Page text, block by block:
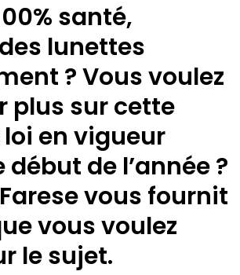
santé,
lunettes
? Vous voulez
plus sur cette
en vigueur
de l’année ?
vous fournit
vous voulez
le sujet.